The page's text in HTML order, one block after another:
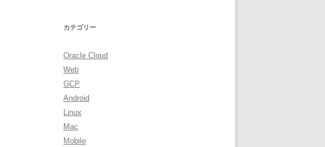
カテゴリー
Oracle Cloud
Web
GCP
Android
Linux
Mac
Mobile